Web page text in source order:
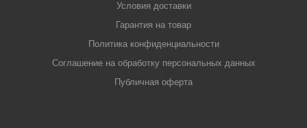
Условия доставки
Гарантия на товар
Политика конфиденциальности
Соглашение на обработку персональных данных
Публичная оферта